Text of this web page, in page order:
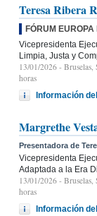
Teresa Ribera
FÓRUM
Vicepresidenta
Limpia, Justa y
13/01/2026 - Bruselas,
horas
Información
Margrethe
Presentadora de
Vicepresidenta
Adaptada a la Era
13/01/2026 - Bruselas,
horas
Información